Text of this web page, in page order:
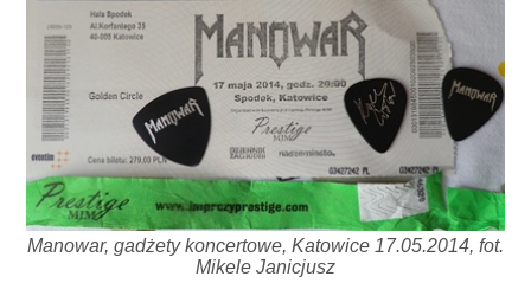
Manowar, gadżety koncertowe, Katowice 17.05.2014, fot.
Mikele Janicjusz